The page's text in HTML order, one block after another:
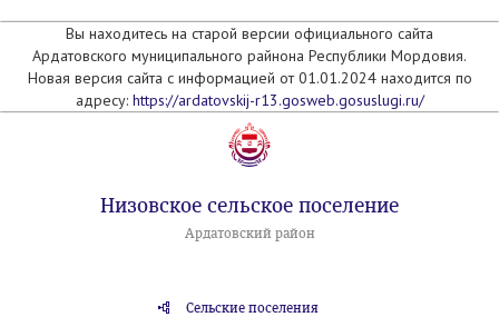
Вы находитесь на старой версии официального сайта
Ардатовского муниципального райнона Республики Мордовия.
Новая версия сайта с информацией от 01.01.2024 находится по
адресу: https://ardatovskij-r13.gosweb.gosuslugi.ru/
Низовское сельское поселение
Ардатовский район
Сельские поселения